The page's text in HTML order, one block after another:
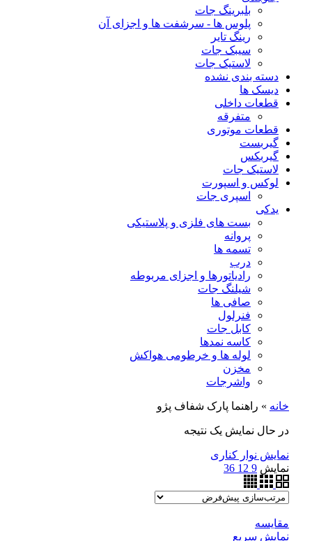
بلبرینگ جات
پلوس ها - سرشفت ها و اجزای آن
رینگ تایر
سیبک جات
لاستیک جات
دسته بندی نشده
دیسک ها
قطعات داخلی
متفرقه
قطعات موتوری
گیربست
گیربکس
لاستیک جات
لوکس و اسپورت
اسپری جات
یدکی
بست های فلزی و پلاستیکی
پروانه
تسمه ها
درب
رادیاتورها و اجزای مربوطه
شیلنگ جات
صافی ها
فنرلول
کابل جات
کاسه نمدها
لوله ها و خرطومی هواکش
مخزن
واشرجات
خانه » راهنما پارک شفاف پژو
در حال نمایش یک نتیجه
نمایش نوار کناری
نمایش 9
12
36
مقايسه
نمایش سریع